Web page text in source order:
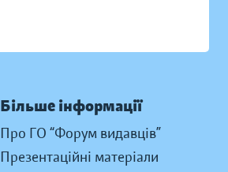
Більше інформації
Про ГО “Форум видавців”
Презентаційні матеріали